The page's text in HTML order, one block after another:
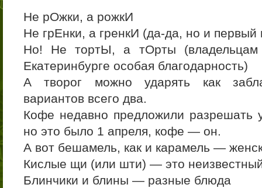
Не рОжки, а рожкИ
Не грЕнки, а гренкИ (да-да, но и первый
Но! Не тортЫ, а тОрты (владельцам
Екатеринбурге особая благодарность)
А творог можно ударять как
вариантов всего два.
Кофе недавно предложили разрешать
но это было 1 апреля, кофе — он.
А вот бешамель, как и карамель —
Кислые щи (или шти) — это
Блинчики и блины — разные блюда